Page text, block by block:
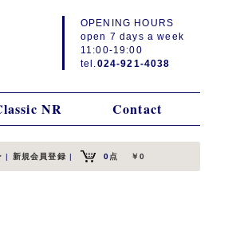
OPENING HOURS
open 7 days a week
11:00-19:00
tel. 024-921-4038
NR Contact
| 新規会員登録 | 0点 ￥0